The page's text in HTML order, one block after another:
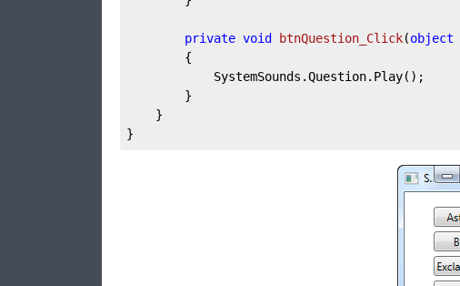
private void btnQuestion_Click(object
}